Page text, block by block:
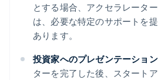
とする場合、アクセラレータ
は、必要な特定のサポートを
あります。
投資家へのプレゼンテーショ
ターを完了した後、スタート